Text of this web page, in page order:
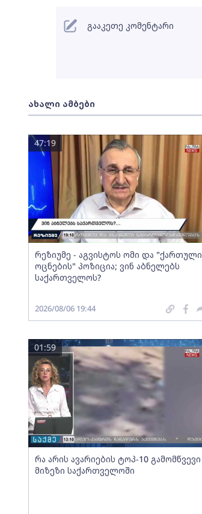
ახალი ამბები
რეზიუმე - აგვისტოს ომი და "ქართული
ოცნების" პოზიცია; ვინ აბნელებს
საქართველოს?
47:19
2026/08/06 19:44
რა არის ავარიების ტოპ-10 გამომწვევი
მიზეზი საქართველოში
01:59
გააკეთე კომენტარი